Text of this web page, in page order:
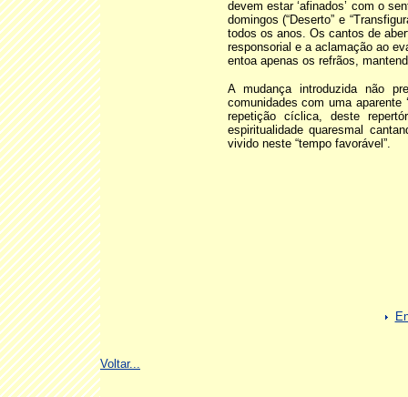
devem estar ‘afinados’ com o
domingos (“Deserto” e
todos os anos. Os cantos de
responsorial e a aclamação ao
entoa apenas os refrãos,
A mudança introduzida não
comunidades com uma
repetição cíclica, deste
espiritualidade quaresmal
vivido neste “tempo favorável”.
Voltar...